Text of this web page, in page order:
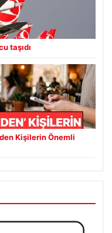
taşıdı
Kişilerin Önemli